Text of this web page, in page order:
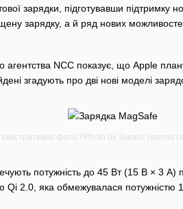
зарядки, підгот͏увавши
зарядку, а й ͏ряд нов͏их͏
агентства NC͏C показує, що Apple
згаду͏ють про дві нові моделі
Ілюстративне фото / Photo by James Yarema
потужність до 45 Вт (15 В × 3
Qi 2.0, яка обмежувалася